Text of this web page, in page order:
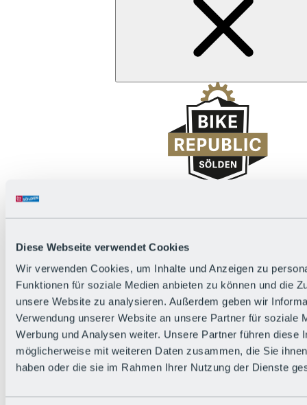
Diese Webseite verwendet Cookies
Wir verwenden Cookies, um Inhalte und Anzeigen zu
Funktionen für soziale Medien anbieten zu können und die
unsere Website zu analysieren. Außerdem geben wir
Verwendung unserer Website an unsere Partner für soziale
Werbung und Analysen weiter. Unsere Partner führen diese
möglicherweise mit weiteren Daten zusammen, die Sie
haben oder die sie im Rahmen Ihrer Nutzung der Dienste
Zurück
Die flowigste Nation der Alpen
Facts
Bürger:in werden
FAQs
Bikepark-Rules
Bikepark-Partnerschaften